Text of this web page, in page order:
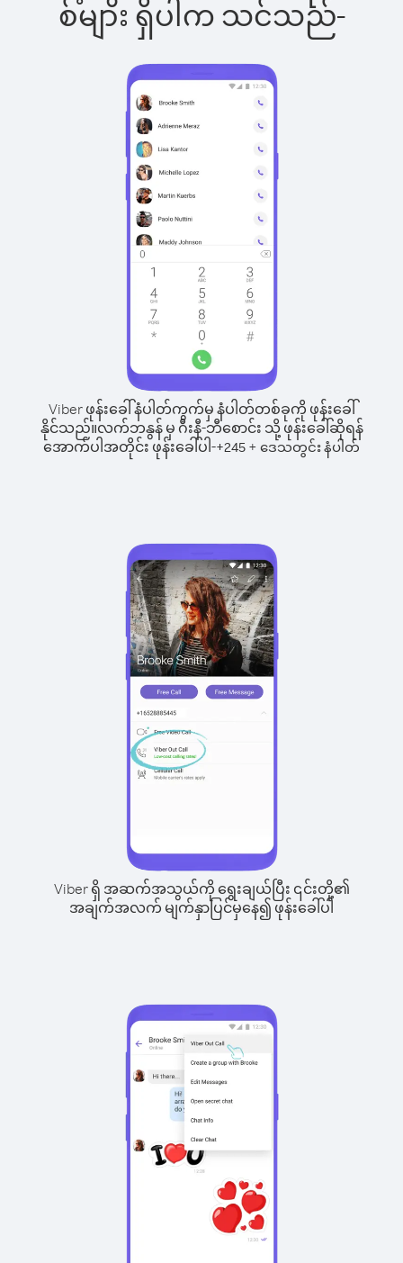
စ်များ ရှိပါက သင်သည်-
Viber ဖုန်းခေါ်နံပါတ်ကွက်မှ နံပါတ်တစ်ခုကို ဖုန်းခေါ်
နိုင်သည်။လက်ဘနွန် မှ ဂီးနီ-ဘီစောင်း သို့ ဖုန်းခေါ်ဆိုရန်
အောက်ပါအတိုင်း ဖုန်းခေါ်ပါ-+245 + ဒေသတွင်း နံပါတ်
Viber ရှိ အဆက်အသွယ်ကို ရွေးချယ်ပြီး ၎င်းတို့၏
အချက်အလက် မျက်နှာပြင်မှနေ၍ ဖုန်းခေါ်ပါ